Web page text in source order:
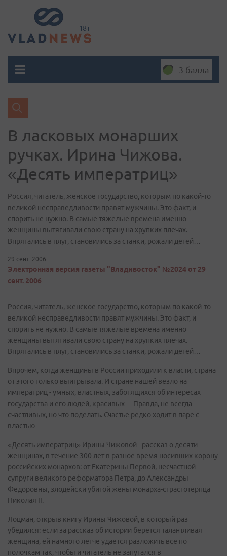
3 балла
В ласковых монарших
ручках. Ирина Чижова.
«Десять императриц»
Россия, читатель, женское государство, которым по какой-то
великой несправедливости правят мужчины. Это факт, и
спорить не нужно. В самые тяжелые времена именно
женщины вытягивали свою страну на хрупких плечах.
Впрягались в плуг, становились за станки, рожали детей…
29 сент. 2006
Электронная версия газеты "Владивосток" №2024 от 29
сент. 2006
Россия, читатель, женское государство, которым по какой-то
великой несправедливости правят мужчины. Это факт, и
спорить не нужно. В самые тяжелые времена именно
женщины вытягивали свою страну на хрупких плечах.
Впрягались в плуг, становились за станки, рожали детей…
Впрочем, когда женщины в России приходили к власти, страна
от этого только выигрывала. И стране нашей везло на
императриц - умных, властных, заботящихся об интересах
государства и его людей, красивых… Правда, не всегда
счастливых, но что поделать. Счастье редко ходит в паре с
властью…
«Десять императриц» Ирины Чижовой - рассказ о десяти
женщинах, в течение 300 лет в разное время носивших корону
российских монархов: от Екатерины Первой, несчастной
супруги великого реформатора Петра, до Александры
Федоровны, злодейски убитой жены монарха-страстотерпца
Николая II.
Лоцман, открыв книгу Ирины Чижовой, в который раз
убедился: если за рассказ об истории берется талантливая
женщина, ей намного легче удается разложить все по
полочкам так, чтобы и читатель не запутался в